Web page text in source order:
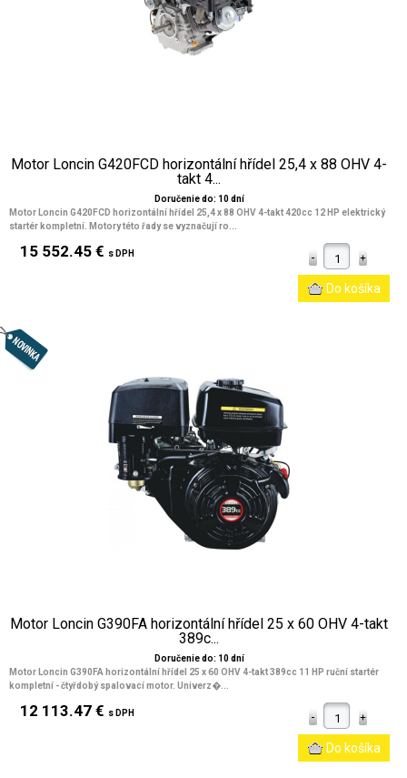
Motor Loncin G420FCD horizontální hřídel 25,4 x 88 OHV 4-
takt 4...
Doručenie do: 10 dní
Motor Loncin G420FCD horizontální hřídel 25,4 x 88 OHV 4-takt 420cc 12 HP elektrický
startér kompletní. Motory této řady se vyznačují ro...
15 552.45 € s DPH
Motor Loncin G390FA horizontální hřídel 25 x 60 OHV 4-takt
389c...
Doručenie do: 10 dní
Motor Loncin G390FA horizontální hřídel 25 x 60 OHV 4-takt 389cc 11 HP ruční startér
kompletní - čtyřdobý spalovací motor. Univerz�...
12 113.47 € s DPH